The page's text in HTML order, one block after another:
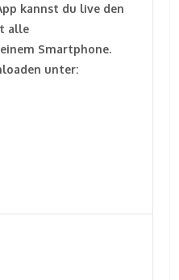
kannst du live den
alle
Smartphone.
unter: